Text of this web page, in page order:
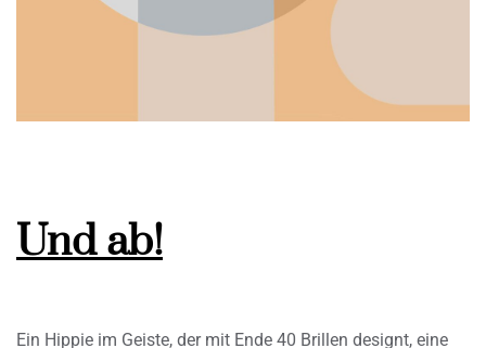
Und ab!
Ein Hippie im Geiste, der mit Ende 40 Brillen designt, eine